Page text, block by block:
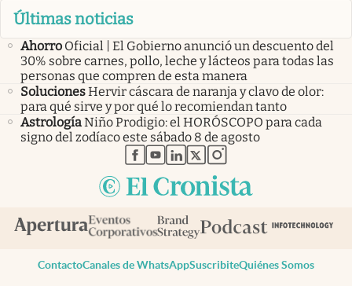
Últimas noticias
Ahorro Oficial | El Gobierno anunció un descuento del
30% sobre carnes, pollo, leche y lácteos para todas las
personas que compren de esta manera
SolucionesHervir cáscara de naranja y clavo de olor:
para qué sirve y por qué lo recomiendan tanto
AstrologíaNiño Prodigio: el HORÓSCOPO para cada
signo del zodíaco este sábado 8 de agosto
abre en nueva pestaña
abre en nueva pestaña
abre en nueva pestaña
abre en nueva pestaña
abre en nueva pestaña
ContactoCanales de WhatsAppSuscribiteQuiénes Somos